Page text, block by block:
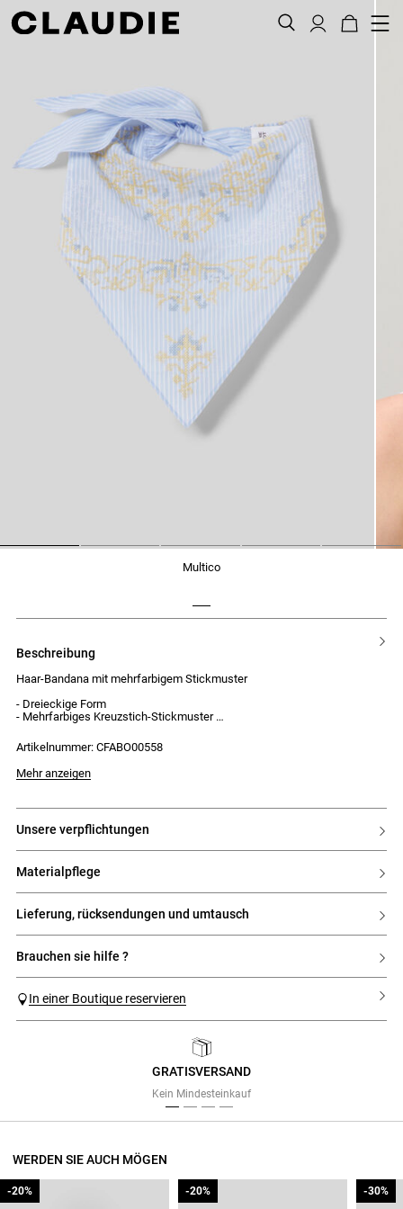
multico
beschreibung
Haar-Bandana mit mehrfarbigem Stickmuster
- Dreieckige Form
- Mehrfarbiges Kreuzstich-Stickmuster
Artikelnummer: CFABO00558
Mehr anzeigen
unsere verpflichtungen
materialpflege
lieferung, rücksendungen und umtausch
brauchen sie hilfe ?
In einer Boutique reservieren
GRATISVERSAND
Kein Mindesteinkauf
WERDEN SIE AUCH MÖGEN
-20%
-20% -20%
-20% -30%
-30%